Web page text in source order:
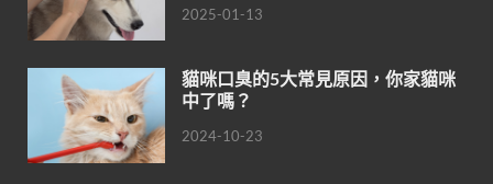
2025-01-13
貓咪口臭的5大常見原因，你家貓咪
中了嗎？
2024-10-23